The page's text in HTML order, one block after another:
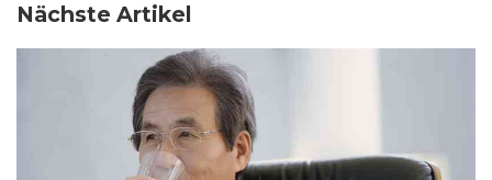
Nächste Artikel